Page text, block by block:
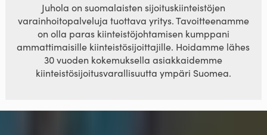
Juhola on suomalaisten sijoituskiinteistöjen
varainhoitopalveluja tuottava yritys. Tavoitteenamme
on olla paras kiinteistöjohtamisen kumppani
ammattimaisille kiinteistösijoittajille. Hoidamme lähes
30 vuoden kokemuksella asiakkaidemme
kiinteistösijoitusvarallisuutta ympäri Suomea.